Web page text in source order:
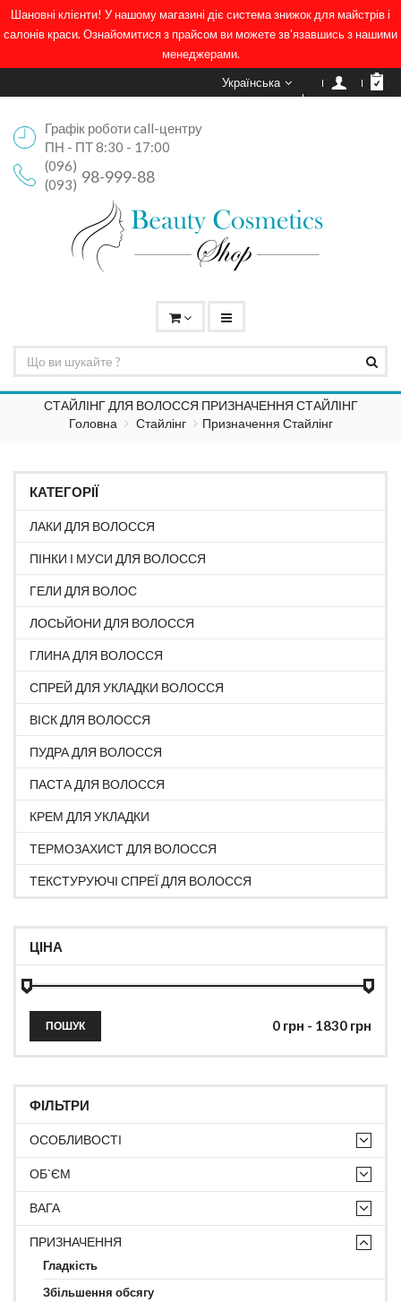
Шановні клієнти! У нашому магазині діє система знижок для майстрів і
салонів краси. Ознайомитися з прайсом ви можете зв'язавшись з нашими
менеджерами.
Українська
Графік роботи call-центру
ПН - ПТ 8:30 - 17:00
(096)
98-999-88
(093)
СТАЙЛІНГ ДЛЯ ВОЛОССЯ ПРИЗНАЧЕННЯ СТАЙЛІНГ
Головна
Стайлінг Призначення Стайлінг
КАТЕГОРІЇ
ЛАКИ ДЛЯ ВОЛОССЯ
ПІНКИ І МУСИ ДЛЯ ВОЛОССЯ
ГЕЛИ ДЛЯ ВОЛОС
ЛОСЬЙОНИ ДЛЯ ВОЛОССЯ
ГЛИНА ДЛЯ ВОЛОССЯ
СПРЕЙ ДЛЯ УКЛАДКИ ВОЛОССЯ
ВІСК ДЛЯ ВОЛОССЯ
ПУДРА ДЛЯ ВОЛОССЯ
ПАСТА ДЛЯ ВОЛОССЯ
КРЕМ ДЛЯ УКЛАДКИ
ТЕРМОЗАХИСТ ДЛЯ ВОЛОССЯ
ТЕКСТУРУЮЧІ СПРЕЇ ДЛЯ ВОЛОССЯ
ЦІНА
ПОШУК
ФІЛЬТРИ
ОСОБЛИВОСТІ
ОБ`ЄМ
ВАГА
ПРИЗНАЧЕННЯ
Гладкість
Збільшення обсягу